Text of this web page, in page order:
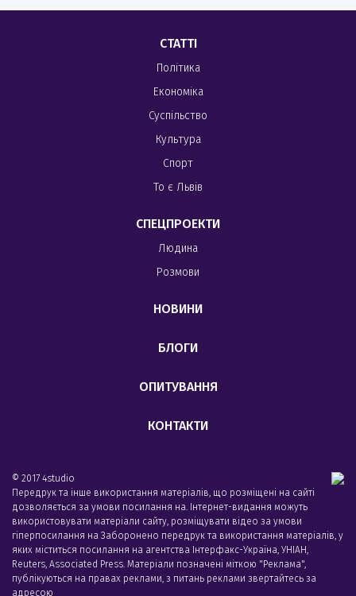
СТАТТІ
Політика
Економіка
Суспільство
Культура
Спорт
То є Львів
СПЕЦПРОЕКТИ
Людина
Розмови
НОВИНИ
БЛОГИ
ОПИТУВАННЯ
КОНТАКТИ
© 2017 4studio
Передрук та інше використання матеріалів, що розміщені на сайті
дозволяється за умови посилання на. Інтернет-видання можуть
використовувати матеріали сайту, розміщувати відео за умови
гіперпосилання на Заборонено передрук та використання матеріалів, у
яких міститься посилання на агентства Iнтерфакс-Україна, УНIАН,
Reuters, Associated Press. Матеріали позначені міткою "Реклама",
публікуються на правах реклами, з питань реклами звертайтесь за
адресою